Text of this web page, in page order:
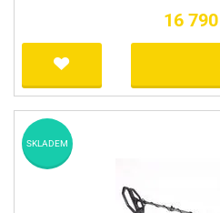
16
SKLADEM